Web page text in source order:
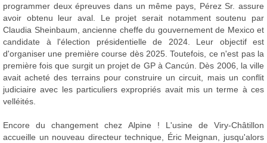
programmer deux épreuves dans un même pays, Pérez Sr. assure
avoir obtenu leur aval. Le projet serait notamment soutenu par
Claudia Sheinbaum, ancienne cheffe du gouvernement de Mexico et
candidate à l'élection présidentielle de 2024. Leur objectif est
d'organiser une première course dès 2025. Toutefois, ce n'est pas la
première fois que surgit un projet de GP à Cancún. Dès 2006, la ville
avait acheté des terrains pour construire un circuit, mais un conflit
judiciaire avec les particuliers expropriés avait mis un terme à ces
velléités.
Encore du changement chez Alpine ! L'usine de Viry-Châtillon
accueille un nouveau directeur technique, Éric Meignan, jusqu'alors